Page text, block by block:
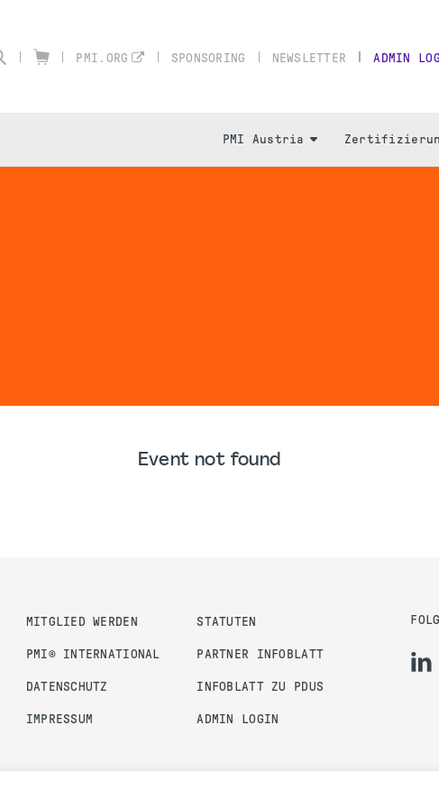
PMI.ORG SPONSORING NEWSLETTER ADMIN
PMI Austria
Event not found
MITGLIED WERDEN
PMI® INTERNATIONAL
DATENSCHUTZ
IMPRESSUM
STATUTEN
PARTNER INFOBLATT
INFOBLATT ZU PDUS
ADMIN LOGIN